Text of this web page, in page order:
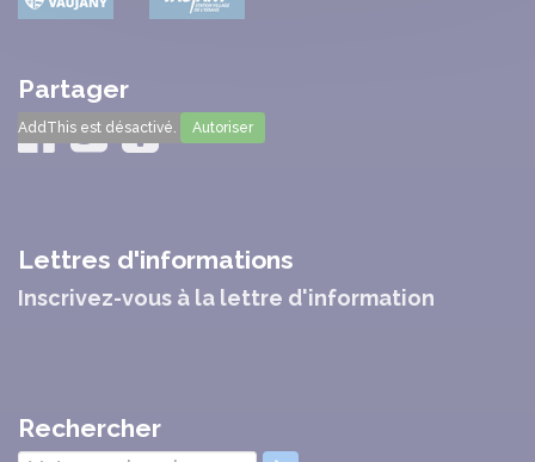
Partager
AddThis est désactivé. Autoriser
Lettres d'informations
Inscrivez-vous à la lettre d'information
Rechercher